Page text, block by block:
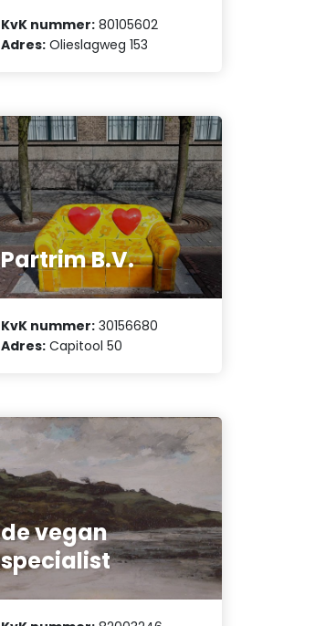
KvK nummer: 80105602
Adres: Olieslagweg 153
Partrim B.V.
KvK nummer: 30156680
Adres: Capitool 50
de vegan
specialist